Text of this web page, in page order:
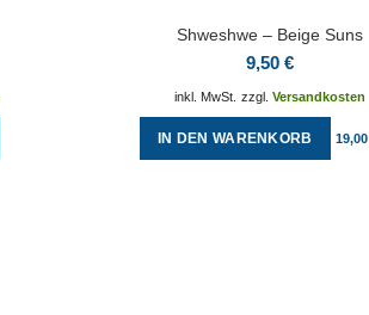
Shweshwe – Beige Suns
9,50 €
inkl. MwSt. zzgl. Versandkosten
IN DEN WARENKORB 19,00